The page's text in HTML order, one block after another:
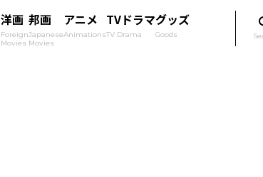
洋画
Foreign
Movies
邦画
Japanese
Movies
アニメ
Animations
TVドラマ
TV Drama
グッズ
Goods